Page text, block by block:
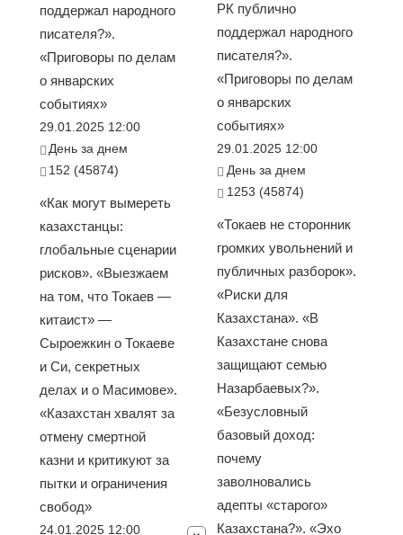
поддержал народного
писателя?».
«Приговоры по делам
о январских
событиях»
29.01.2025 12:00
День за днем
152 (45874)
«Как могут вымереть
казахстанцы:
глобальные сценарии
рисков». «Выезжаем
на том, что Токаев —
китаист» —
Сыроежкин о Токаеве
и Си, секретных
делах и о Масимове».
«Казахстан хвалят за
отмену смертной
казни и критикуют за
пытки и ограничения
свобод»
24.01.2025 12:00
РК публично
поддержал народного
писателя?».
«Приговоры по делам
о январских
событиях»
29.01.2025 12:00
День за днем
1253 (45874)
«Токаев не сторонник
громких увольнений и
публичных разборок».
«Риски для
Казахстана». «В
Казахстане снова
защищают семью
Назарбаевых?».
«Безусловный
базовый доход:
почему
заволновались
адепты «старого»
Казахстана?». «Эхо